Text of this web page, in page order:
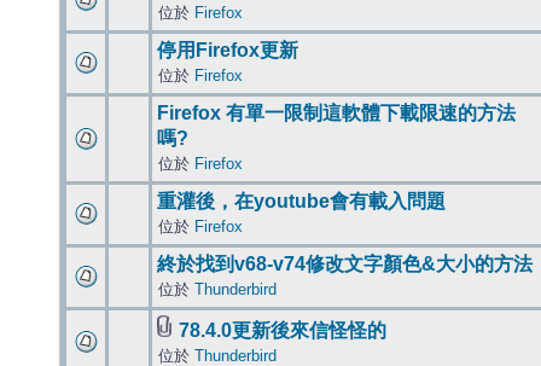
位於 Firefox
停用Firefox更新
位於 Firefox
Firefox 有單一限制這軟體下載限速的方法
嗎?
位於 Firefox
重灌後，在youtube會有載入問題
位於 Firefox
終於找到v68-v74修改文字顏色&大小的方法
位於 Thunderbird
78.4.0更新後來信怪怪的
位於 Thunderbird